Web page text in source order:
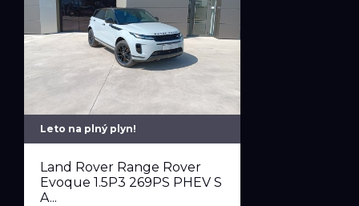
Leto na plný plyn!
Land Rover Range Rover
Evoque 1.5P3 269PS PHEV S
A...